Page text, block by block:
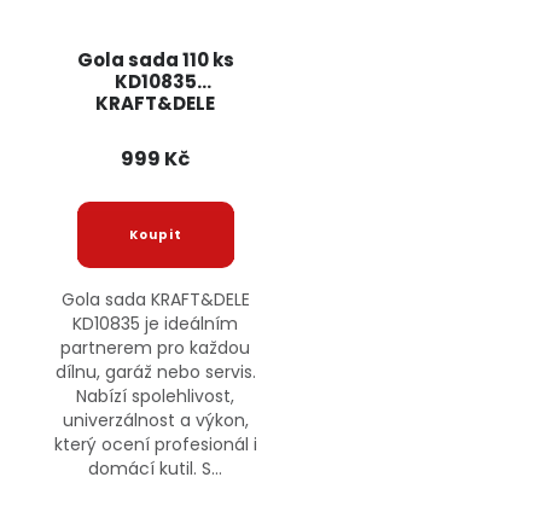
Gola sada 110 ks
KD10835
KRAFT&DELE
999 Kč
Gola sada KRAFT&DELE
KD10835 je ideálním
partnerem pro každou
dílnu, garáž nebo servis.
Nabízí spolehlivost,
univerzálnost a výkon,
který ocení profesionál i
domácí kutil. S...